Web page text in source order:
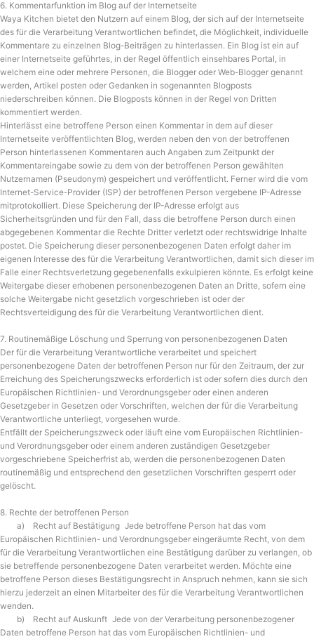
6. Kommentarfunktion im Blog auf der Internetseite
Waya Kitchen bietet den Nutzern auf einem Blog, der sich auf der Internetseite
des für die Verarbeitung Verantwortlichen befindet, die Möglichkeit, individuelle
Kommentare zu einzelnen Blog-Beiträgen zu hinterlassen. Ein Blog ist ein auf
einer Internetseite geführtes, in der Regel öffentlich einsehbares Portal, in
welchem eine oder mehrere Personen, die Blogger oder Web-Blogger genannt
werden, Artikel posten oder Gedanken in sogenannten Blogposts
niederschreiben können. Die Blogposts können in der Regel von Dritten
kommentiert werden.
Hinterlässt eine betroffene Person einen Kommentar in dem auf dieser
Internetseite veröffentlichten Blog, werden neben den von der betroffenen
Person hinterlassenen Kommentaren auch Angaben zum Zeitpunkt der
Kommentareingabe sowie zu dem von der betroffenen Person gewählten
Nutzernamen (Pseudonym) gespeichert und veröffentlicht. Ferner wird die vom
Internet-Service-Provider (ISP) der betroffenen Person vergebene IP-Adresse
mitprotokolliert. Diese Speicherung der IP-Adresse erfolgt aus
Sicherheitsgründen und für den Fall, dass die betroffene Person durch einen
abgegebenen Kommentar die Rechte Dritter verletzt oder rechtswidrige Inhalte
postet. Die Speicherung dieser personenbezogenen Daten erfolgt daher im
eigenen Interesse des für die Verarbeitung Verantwortlichen, damit sich dieser im
Falle einer Rechtsverletzung gegebenenfalls exkulpieren könnte. Es erfolgt keine
Weitergabe dieser erhobenen personenbezogenen Daten an Dritte, sofern eine
solche Weitergabe nicht gesetzlich vorgeschrieben ist oder der
Rechtsverteidigung des für die Verarbeitung Verantwortlichen dient.
7. Routinemäßige Löschung und Sperrung von personenbezogenen Daten
Der für die Verarbeitung Verantwortliche verarbeitet und speichert
personenbezogene Daten der betroffenen Person nur für den Zeitraum, der zur
Erreichung des Speicherungszwecks erforderlich ist oder sofern dies durch den
Europäischen Richtlinien- und Verordnungsgeber oder einen anderen
Gesetzgeber in Gesetzen oder Vorschriften, welchen der für die Verarbeitung
Verantwortliche unterliegt, vorgesehen wurde.
Entfällt der Speicherungszweck oder läuft eine vom Europäischen Richtlinien-
und Verordnungsgeber oder einem anderen zuständigen Gesetzgeber
vorgeschriebene Speicherfrist ab, werden die personenbezogenen Daten
routinemäßig und entsprechend den gesetzlichen Vorschriften gesperrt oder
gelöscht.
8. Rechte der betroffenen Person
a) Recht auf Bestätigung Jede betroffene Person hat das vom
Europäischen Richtlinien- und Verordnungsgeber eingeräumte Recht, von dem
für die Verarbeitung Verantwortlichen eine Bestätigung darüber zu verlangen, ob
sie betreffende personenbezogene Daten verarbeitet werden. Möchte eine
betroffene Person dieses Bestätigungsrecht in Anspruch nehmen, kann sie sich
hierzu jederzeit an einen Mitarbeiter des für die Verarbeitung Verantwortlichen
wenden.
b) Recht auf Auskunft Jede von der Verarbeitung personenbezogener
Daten betroffene Person hat das vom Europäischen Richtlinien- und